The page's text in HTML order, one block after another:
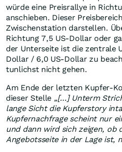
würde eine Preisrallye in
anschieben. Dieser
Zwischenstation darstellen.
Richtung 7,5 US-Dollar oder
der Unterseite ist die zentrale
Dollar / 6,0 US-Dollar zu
tunlichst nicht gehen.
Am Ende der letzten Kupfer-
dieser Stelle „[…] Unterm
lange Sicht die Kupferstory
Kupfernachfrage scheint nur
und dann wird sich zeigen, ob
Angebotsseite in der Lage ist,